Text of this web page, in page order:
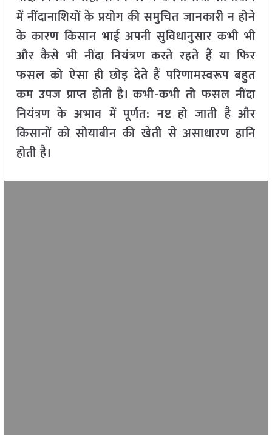
में नींदानाशियों के प्रयोग की समुचित जानकारी न होने
के कारण किसान भाई अपनी सुविधानुसार कभी भी
और कैसे भी नींदा नियंत्रण करते रहते हैं या फिर
फसल को ऐसा ही छोड़ देते हैं परिणामस्वरूप बहुत
कम उपज प्राप्त होती है। कभी-कभी तो फसल नींदा
नियंत्रण के अभाव में पूर्णत: नष्ट हो जाती है और
किसानों को सोयाबीन की खेती से असाधारण हानि
होती है।